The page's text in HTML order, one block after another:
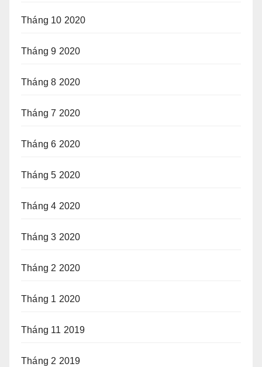
Tháng 10 2020
Tháng 9 2020
Tháng 8 2020
Tháng 7 2020
Tháng 6 2020
Tháng 5 2020
Tháng 4 2020
Tháng 3 2020
Tháng 2 2020
Tháng 1 2020
Tháng 11 2019
Tháng 2 2019